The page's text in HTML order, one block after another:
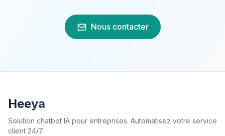
Nous contacter
Heeya
Solution chatbot IA pour entreprises. Automatisez votre service
client 24/7.